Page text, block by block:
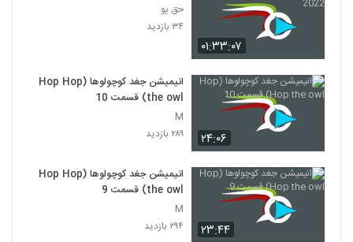
۰۱:۳۳:۰۷
حق پو
۳۴ بازدید
۲۴:۰۶
انیمیشن جغد کوچولوها (Hop Hop
the owl) قسمت 10
M
۲۸۹ بازدید
۲۳:۴۴
انیمیشن جغد کوچولوها (Hop Hop
the owl) قسمت 9
M
۲۹۴ بازدید